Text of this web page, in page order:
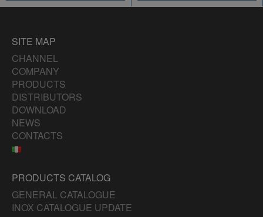
SITE MAP
CHANNEL
COMPANY
PRODUCTS
DISTRIBUTORS
DOWNLOAD
NEWS
CONTACTS
PRODUCTS CATALOG
GENERAL CATALOGUE
INOX CATALOGUE UPDATE